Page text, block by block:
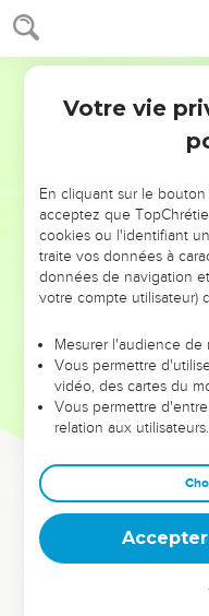
NE MANQUEZ
DE
ET SI LEURS
leur foi ou leur vision.
et les saisons difficiles
sont elles
Dans cette conférence,
clés pour avancer avec
deviennent vos
équipe, un groupe ou
Votre vie
En cliquant sur le
acceptez que
cookies ou l'identifiant
traite vos données à
données de navigation
votre compte utilisateur)
Mesurer l'audience de
Vous permettre
vidéo, des cartes du
Vous permettre
relation aux utilisateurs.